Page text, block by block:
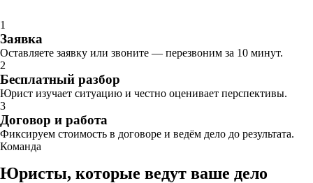
1
Заявка
Оставляете заявку или звоните — перезвоним за 10 минут.
2
Бесплатный разбор
Юрист изучает ситуацию и честно оценивает перспективы.
3
Договор и работа
Фиксируем стоимость в договоре и ведём дело до результата.
Команда
Юристы, которые ведут ваше дело